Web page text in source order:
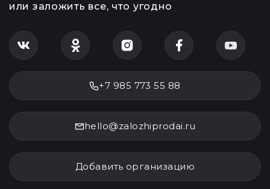
или заложить все, что угодно
+7 985 773 55 88
hello@zalozhiprodai.ru
Добавить организацию